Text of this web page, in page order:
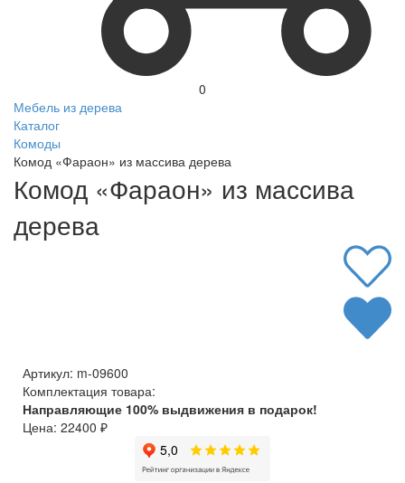
0
Мебель из дерева
Каталог
Комоды
Комод «Фараон» из массива дерева
Комод «Фараон» из массива
дерева
Артикул: m-09600
Комплектация товара:
Направляющие 100% выдвижения в подарок!
Цена: 22400 ₽